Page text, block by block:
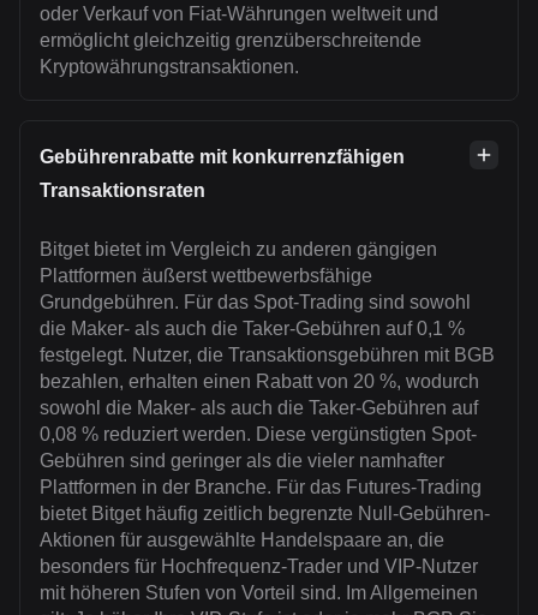
oder Verkauf von Fiat-Währungen weltweit und
ermöglicht gleichzeitig grenzüberschreitende
Kryptowährungstransaktionen.
Gebührenrabatte mit konkurrenzfähigen
Transaktionsraten
Bitget bietet im Vergleich zu anderen gängigen
Plattformen äußerst wettbewerbsfähige
Grundgebühren. Für das Spot-Trading sind sowohl
die Maker- als auch die Taker-Gebühren auf 0,1 %
festgelegt. Nutzer, die Transaktionsgebühren mit BGB
bezahlen, erhalten einen Rabatt von 20 %, wodurch
sowohl die Maker- als auch die Taker-Gebühren auf
0,08 % reduziert werden. Diese vergünstigten Spot-
Gebühren sind geringer als die vieler namhafter
Plattformen in der Branche. Für das Futures-Trading
bietet Bitget häufig zeitlich begrenzte Null-Gebühren-
Aktionen für ausgewählte Handelspaare an, die
besonders für Hochfrequenz-Trader und VIP-Nutzer
mit höheren Stufen von Vorteil sind. Im Allgemeinen